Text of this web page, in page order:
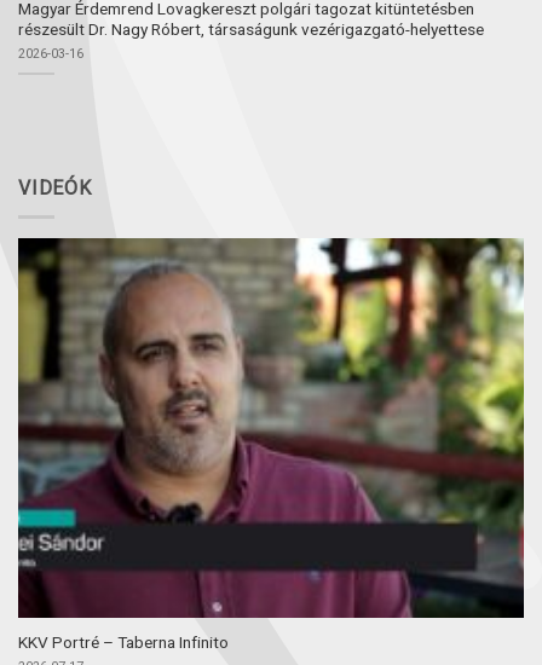
Magyar Érdemrend Lovagkereszt polgári tagozat kitüntetésben
részesült Dr. Nagy Róbert, társaságunk vezérigazgató-helyettese
2026-03-16
VIDEÓK
KKV Portré – Taberna Infinito